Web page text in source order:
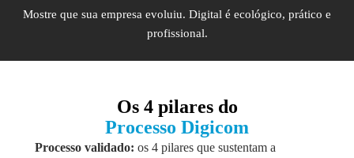
Mostre que sua empresa evoluiu. Digital é ecológico, prático e
profissional.
Os 4 pilares do
Processo Digicom
Processo validado: os 4 pilares que sustentam a